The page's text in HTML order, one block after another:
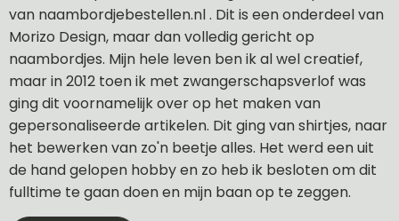
van naambordjebestellen.nl . Dit is een onderdeel van
Morizo Design, maar dan volledig gericht op
naambordjes. Mijn hele leven ben ik al wel creatief,
maar in 2012 toen ik met zwangerschapsverlof was
ging dit voornamelijk over op het maken van
gepersonaliseerde artikelen. Dit ging van shirtjes, naar
het bewerken van zo'n beetje alles. Het werd een uit
de hand gelopen hobby en zo heb ik besloten om dit
fulltime te gaan doen en mijn baan op te zeggen.